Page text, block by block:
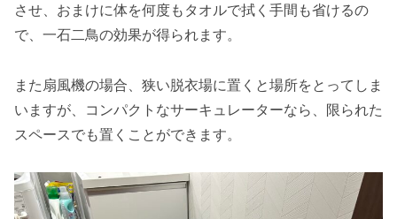
させ、おまけに体を何度もタオルで拭く手間も省けるの
で、一石二鳥の効果が得られます。
また扇風機の場合、狭い脱衣場に置くと場所をとってしま
いますが、コンパクトなサーキュレーターなら、限られた
スペースでも置くことができます。